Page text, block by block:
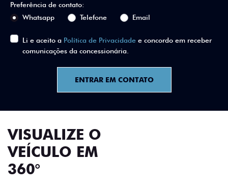
Preferência de contato:
Whatsapp
Telefone Email
Li e aceito a Política de Privacidade e concordo em receber
comunicações da concessionária.
ENTRAR EM CONTATO
VISUALIZE O
VEÍCULO EM
360°